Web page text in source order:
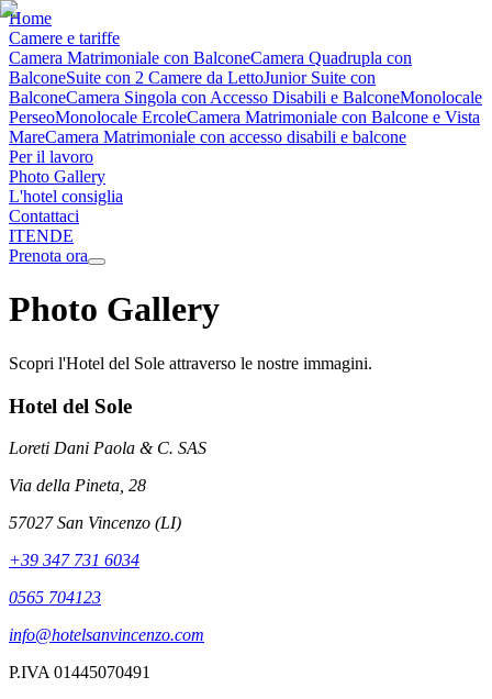
Home
Camere e tariffe
Camera Matrimoniale con BalconeCamera Quadrupla con
BalconeSuite con 2 Camere da LettoJunior Suite con
BalconeCamera Singola con Accesso Disabili e BalconeMonolocale
PerseoMonolocale ErcoleCamera Matrimoniale con Balcone e Vista
MareCamera Matrimoniale con accesso disabili e balcone
Per il lavoro
Photo Gallery
L'hotel consiglia
Contattaci
ITENDE
Prenota ora
Photo Gallery
Scopri l'Hotel del Sole attraverso le nostre immagini.
Hotel del Sole
Loreti Dani Paola & C. SAS
Via della Pineta, 28
57027 San Vincenzo (LI)
+39 347 731 6034
0565 704123
info@hotelsanvincenzo.com
P.IVA 01445070491